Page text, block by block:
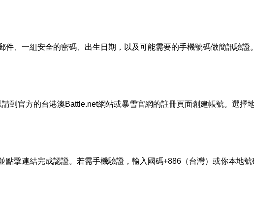
、一組安全的密碼、出生日期，以及可能需要的手機號碼做簡訊驗證
到官方的台港澳Battle.net網站或暴雪官網的註冊頁面創建帳號。選擇
擊連結完成認證。若需手機驗證，輸入國碼+886（台灣）或你本地